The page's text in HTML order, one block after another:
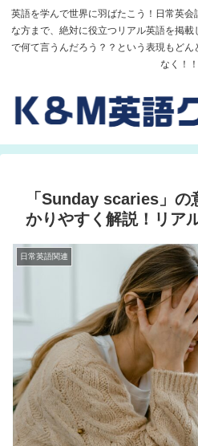
英語を学んで世界に羽ばたこう！日常英
な方まで、絶対に役立つリアル英語を掲
で何て言うんだろう？？という表現もど
なく！！
「Sunday scaries」の
かりやすく解説！リア
日常英語関連